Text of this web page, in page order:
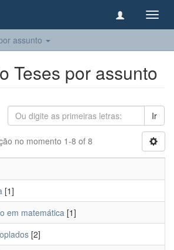
assunto
Teses por assunto
Ir
no momento 1-8 of 8
[1]
em matemática [1]
[2]